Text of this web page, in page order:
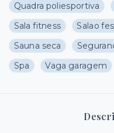
Quadra poliesportiva
Sala fitness
Salao
Sauna seca
Spa
Vaga garagem